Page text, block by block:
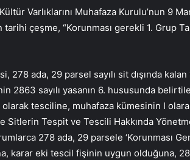
Varlıklarını Muhafaza Kurulu’nun 9
tarihi çeşme, “Korunması gerekli 1. Grup
278 ada, 29 parsel sayılı sit dışında
2863 sayılı yasanın 6. hususunda
tesciline, muhafaza kümesinin I
Sitlerin Tespit ve Tescili Hakkında
278 ada, 29 parsele ‘Korunması
karar eki tescil fişinin uygun olduğuna,